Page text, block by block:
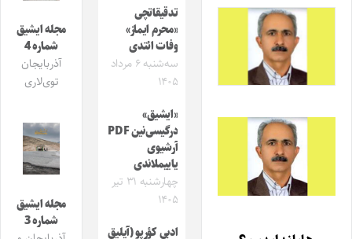
تدقیقاتچی
«محرم ایماز»
وفات ائتدی
سه‌شنبه ۶ مرداد
۱۴۰۵
«ایشیق»
درگیسی‌نین PDF
آرشیوی
یاییملاندی
چهارشنبه ۳۱ تیر
۱۴۰۵
ادبی کؤرپو (آیلیق
مجله ایشیق
شماره 4
آذربایجان
توی‌لاری
مجله ایشیق
شماره 3